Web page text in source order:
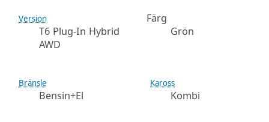
Version
T6 Plug-In Hybrid
AWD
Färg
Grön
Bränsle
Bensin+El
Kaross
Kombi